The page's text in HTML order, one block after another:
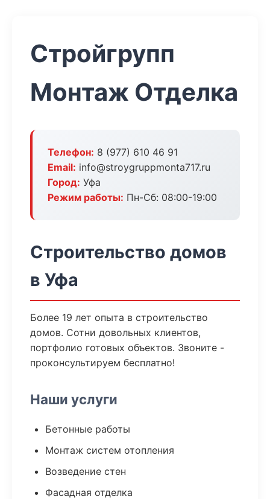
Стройгрупп
Монтаж Отделка
Телефон: 8 (977) 610 46 91
Email: info@stroygruppmonta717.ru
Город: Уфа
Режим работы: Пн-Сб: 08:00-19:00
Строительство домов
в Уфа
Более 19 лет опыта в строительство
домов. Сотни довольных клиентов,
портфолио готовых объектов. Звоните -
проконсультируем бесплатно!
Наши услуги
Бетонные работы
Монтаж систем отопления
Возведение стен
Фасадная отделка